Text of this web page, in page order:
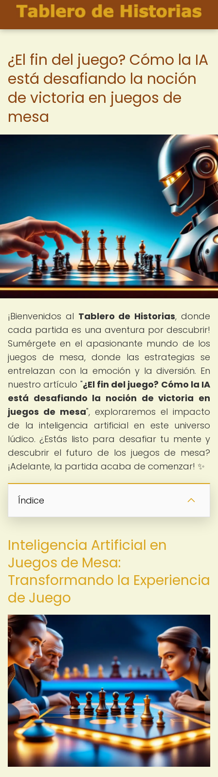
¿El fin del juego? Cómo la IA
está desafiando la noción
de victoria en juegos de
mesa
¡Bienvenidos al Tablero de Historias, donde
cada partida es una aventura por descubrir!
Sumérgete en el apasionante mundo de los
juegos de mesa, donde las estrategias se
entrelazan con la emoción y la diversión. En
nuestro artículo "¿El fin del juego? Cómo la IA
está desafiando la noción de victoria en
juegos de mesa", exploraremos el impacto
de la inteligencia artificial en este universo
lúdico. ¿Estás listo para desafiar tu mente y
descubrir el futuro de los juegos de mesa?
¡Adelante, la partida acaba de comenzar! ✨
Índice
Inteligencia Artificial en
Juegos de Mesa:
Transformando la Experiencia
de Juego